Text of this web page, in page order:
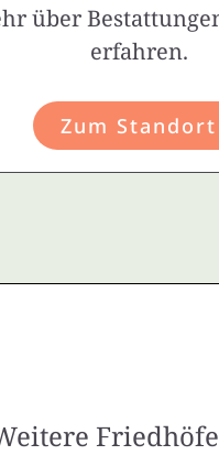
über
erfahren.
Zum Standort